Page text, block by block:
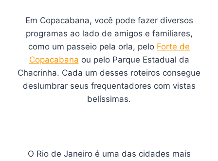
Em Copacabana, você pode fazer diversos
programas ao lado de amigos e familiares,
como um passeio pela orla, pelo Forte de
Copacabana ou pelo Parque Estadual da
Chacrinha. Cada um desses roteiros consegue
deslumbrar seus frequentadores com vistas
belíssimas.
O Rio de Janeiro é uma das cidades mais